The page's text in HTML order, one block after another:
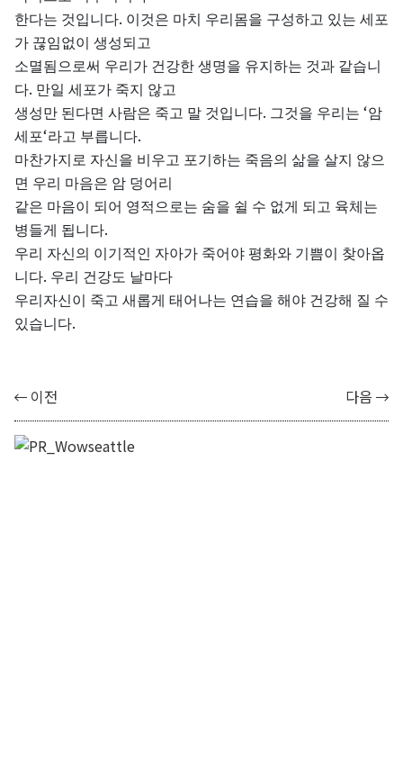
한다는 것입니다. 이것은 마치 우리몸을 구성하고 있는 세포
가 끊임없이
생성되고
소멸됨으로써 우리가 건강한 생명을 유지하는 것과 같습니
다. 만일 세포가 죽지
않고
생성만 된다면 사람은 죽고 말 것입니다. 그것을 우리는 ‘암
세포‘라고 부릅니다.
마찬가지로 자신을 비우고 포기하는 죽음의 삶을 살지
않으
면 우리 마음은 암 덩어리
같은 마음이 되어 영적으로는 숨을 쉴 수 없게 되고 육체는
병들게 됩니다.
우리 자신의 이기적인 자아가 죽어야 평화와 기쁨이
찾아옵
니다. 우리 건강도 날마다
우리자신이
죽고 새롭게 태어나는 연습을 해야 건강해 질 수
있습니다.
이전 다음